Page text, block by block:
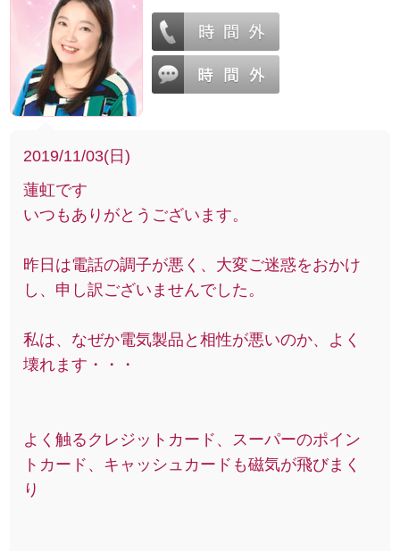
2019/11/03(日)
蓮虹です
いつもありがとうございます。
昨日は電話の調子が悪く、大変ご迷惑をおかけ
し、申し訳ございませんでした。
私は、なぜか電気製品と相性が悪いのか、よく
壊れます・・・
よく触るクレジットカード、スーパーのポイン
トカード、キャッシュカードも磁気が飛びまく
り